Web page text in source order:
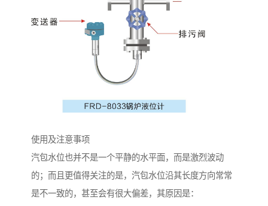
使用及注意事项
汽包水位也并不是一个平静的水平面，而是激烈波动
的；而且更值得关注的是，汽包水位沿其长度方向常常
是不一致的，甚至会有很大偏差，其原因是：